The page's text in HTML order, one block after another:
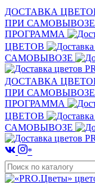
ДОСТАВКА
ПРИ САМОВЫВОЗЕ
ПРОГРАММА
ЦВЕТОВ
САМОВЫВОЗЕ
ДОСТАВКА
ПРИ САМОВЫВОЗЕ
ПРОГРАММА
ЦВЕТОВ
САМОВЫВОЗЕ
*